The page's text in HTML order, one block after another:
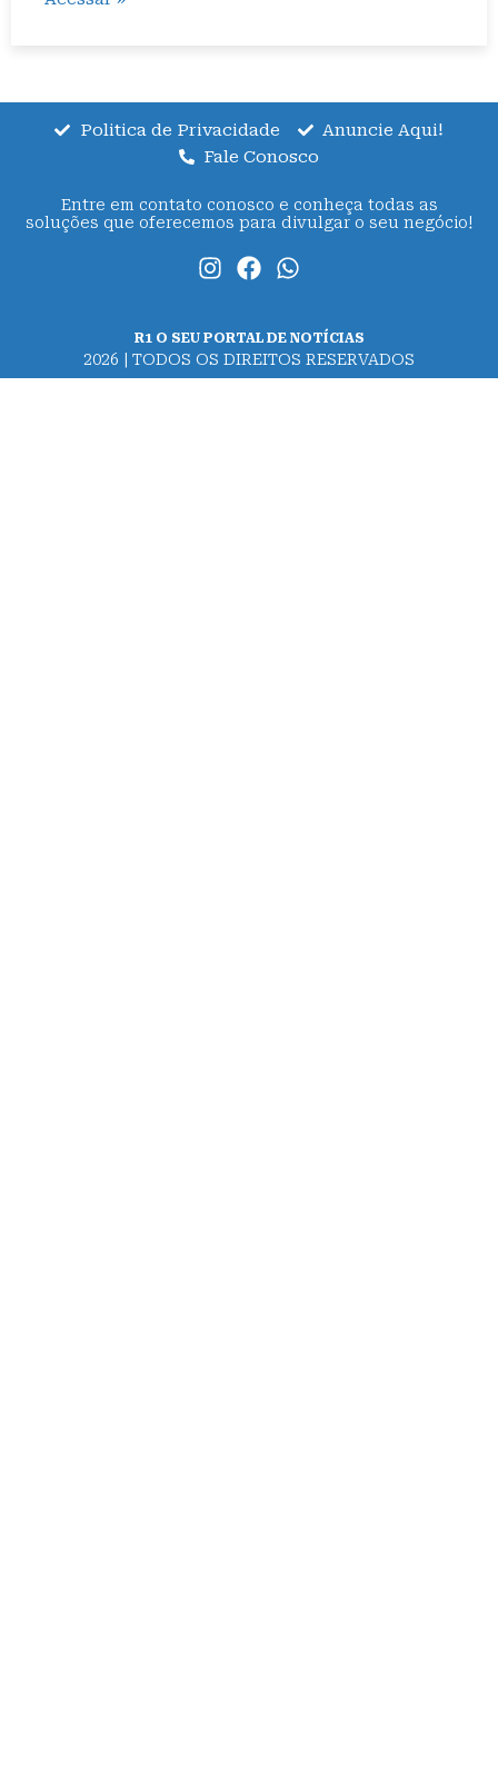
Politica de Privacidade
Anuncie Aqui!
Fale Conosco
Entre em contato conosco e conheça todas as
soluções que oferecemos para divulgar o seu negócio!
R1 O SEU PORTAL DE NOTÍCIAS
2026 | TODOS OS DIREITOS RESERVADOS